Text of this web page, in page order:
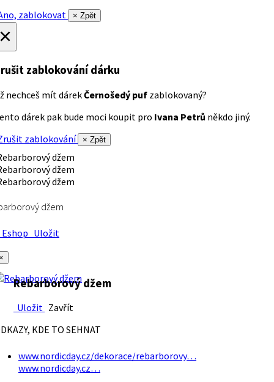
zablokovat
× Zpět
zablokování dárku
nechceš mít dárekČernošedý puf zablokovaný?
dárek pak bude moci koupit pro Ivana Petrů někdo jiný.
zablokování
× Zpět
džem
Uložit
Rebarborový džem
Uložit Zavřít
KDE TO SEHNAT
www.nordicday.cz/dekorace/rebarborovy…
www.nordicday.cz…